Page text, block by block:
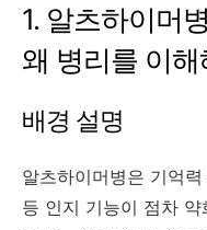
1. 알츠하이머
왜 병리를 이
배경 설명
알츠하이머병은 기억
등 인지 기능이 점차